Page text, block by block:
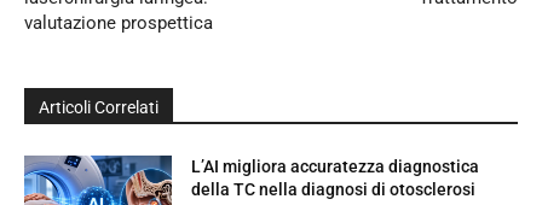
valutazione prospettica
Articoli Correlati
L’AI migliora accuratezza diagnostica
della TC nella diagnosi di otosclerosi